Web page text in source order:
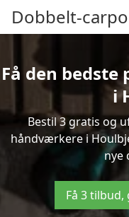
Dobbelt-
Få den
i
Bestil 3 gratis og
håndværkere i
nye
Få 3